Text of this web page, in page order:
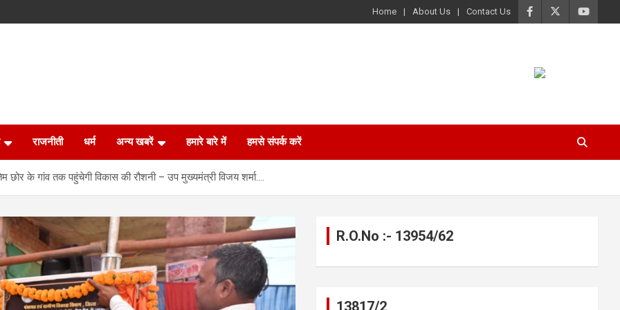
Home About Us Contact Us
राजनीती धर्म अन्य खबरें हमारे बारे में हमसे संपर्क करें
के गांव तक पहुंचेगी विकास की रौशनी – उप मुख्यमंत्री विजय शर्मा….
R.O.No :- 13954/62
13817/2